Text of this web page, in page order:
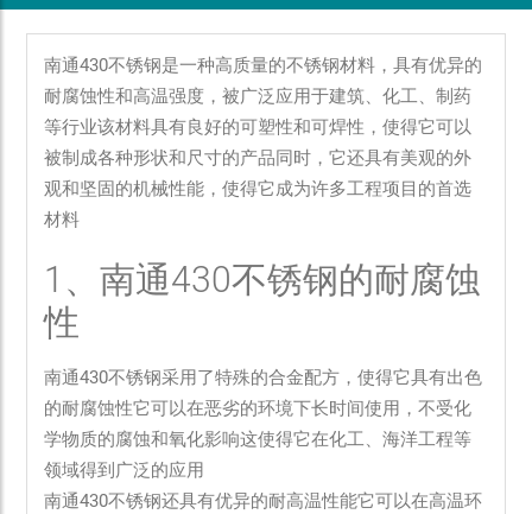
南通430不锈钢是一种高质量的不锈钢材料，具有优异的
耐腐蚀性和高温强度，被广泛应用于建筑、化工、制药
等行业该材料具有良好的可塑性和可焊性，使得它可以
被制成各种形状和尺寸的产品同时，它还具有美观的外
观和坚固的机械性能，使得它成为许多工程项目的首选
材料
1、南通430不锈钢的耐腐蚀
性
南通430不锈钢采用了特殊的合金配方，使得它具有出色
的耐腐蚀性它可以在恶劣的环境下长时间使用，不受化
学物质的腐蚀和氧化影响这使得它在化工、海洋工程等
领域得到广泛的应用
南通430不锈钢还具有优异的耐高温性能它可以在高温环